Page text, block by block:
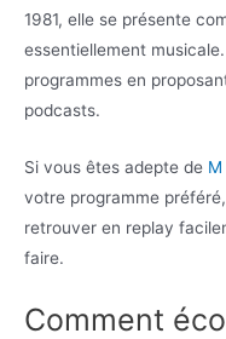
1981, elle se présente
essentiellement
programmes en
podcasts.
Si vous êtes adepte de M
votre programme
retrouver en replay
faire.
Comment